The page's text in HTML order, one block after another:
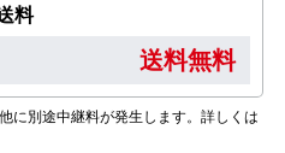
料
送料無料
に別途中継料が発生します。詳しくは